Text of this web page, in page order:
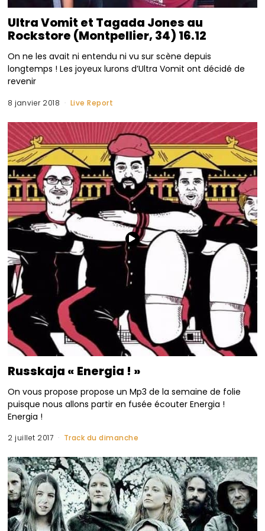
Ultra Vomit et Tagada Jones au
Rockstore (Montpellier, 34) 16.12
On ne les avait ni entendu ni vu sur scène depuis
longtemps ! Les joyeux lurons d’Ultra Vomit ont décidé de
revenir
8 janvier 2018 Live Report
Russkaja « Energia ! »
On vous propose propose un Mp3 de la semaine de folie
puisque nous allons partir en fusée écouter Energia !
Energia !
2 juillet 2017 Track du dimanche